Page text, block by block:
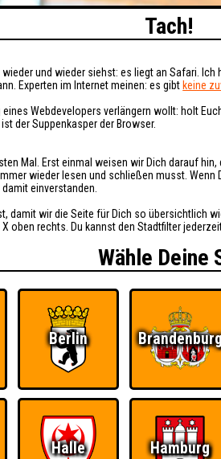
Tach!
und wieder siehst: es liegt an Safari.
Experten im Internet meinen: es gibt keine
Webdevelopers verlängern wollt: holt
der Suppenkasper der Browser.
Mal. Erst einmal weisen wir Dich darauf
wieder lesen und schließen musst.
einverstanden.
damit wir die Seite für Dich so übersichtlich
oben rechts. Du kannst den Stadtfilter
Wähle Deine
Berlin
Halle Hamburg